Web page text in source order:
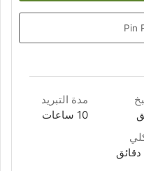
مدة التبريد
10 ساعات
ساعات
دقائق
دقائق